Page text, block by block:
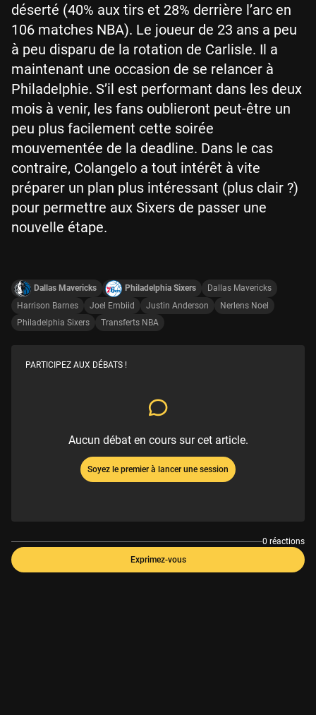
déserté (40% aux tirs et 28% derrière l’arc en
106 matches NBA). Le joueur de 23 ans a peu
à peu disparu de la rotation de Carlisle. Il a
maintenant une occasion de se relancer à
Philadelphie. S’il est performant dans les deux
mois à venir, les fans oublieront peut-être un
peu plus facilement cette soirée
mouvementée de la deadline. Dans le cas
contraire, Colangelo a tout intérêt à vite
préparer un plan plus intéressant (plus clair ?)
pour permettre aux Sixers de passer une
nouvelle étape.
Dallas Mavericks Philadelphia Sixers
Dallas Mavericks
Harrison Barnes
Joel Embiid Justin Anderson
Nerlens Noel
Philadelphia Sixers
Transferts NBA
PARTICIPEZ AUX DÉBATS !
Aucun débat en cours sur cet article.
Soyez le premier à lancer une session
0 réactions
Exprimez-vous